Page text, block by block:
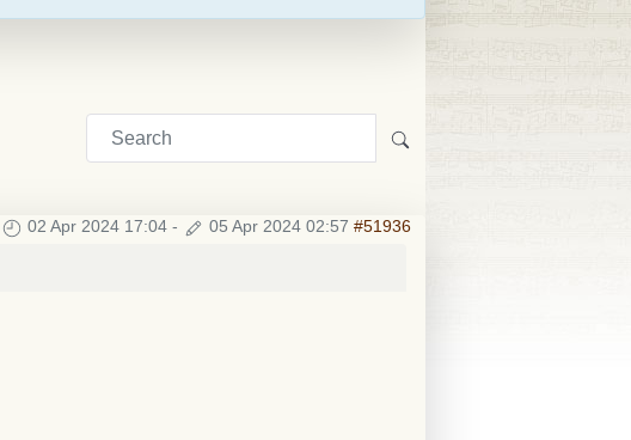
02 Apr 2024 17:04- 05 Apr 2024 02:57 #51936